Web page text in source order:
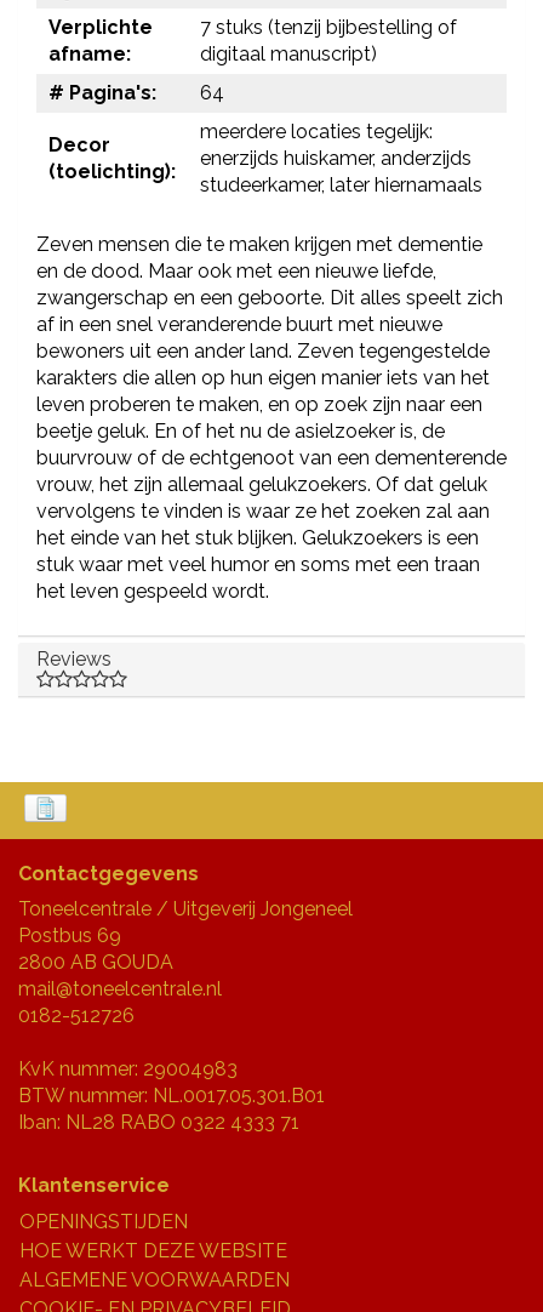
Verplichte
afname:
7 stuks (tenzij bijbestelling of
digitaal manuscript)
# Pagina's:
64
Decor
(toelichting):
meerdere locaties tegelijk:
enerzijds huiskamer, anderzijds
studeerkamer, later hiernamaals
Zeven mensen die te maken krijgen met dementie
en de dood. Maar ook met een nieuwe liefde,
zwangerschap en een geboorte. Dit alles speelt zich
af in een snel veranderende buurt met nieuwe
bewoners uit een ander land. Zeven tegengestelde
karakters die allen op hun eigen manier iets van het
leven proberen te maken, en op zoek zijn naar een
beetje geluk. En of het nu de asielzoeker is, de
buurvrouw of de echtgenoot van een dementerende
vrouw, het zijn allemaal gelukzoekers. Of dat geluk
vervolgens te vinden is waar ze het zoeken zal aan
het einde van het stuk blijken. Gelukzoekers is een
stuk waar met veel humor en soms met een traan
het leven gespeeld wordt.
Reviews
Contactgegevens
Toneelcentrale / Uitgeverij Jongeneel
Postbus 69
2800 AB GOUDA
mail@toneelcentrale.nl
0182-512726
KvK nummer: 29004983
BTW nummer: NL.0017.05.301.B01
Iban: NL28 RABO 0322 4333 71
Klantenservice
OPENINGSTIJDEN
HOE WERKT DEZE WEBSITE
ALGEMENE VOORWAARDEN